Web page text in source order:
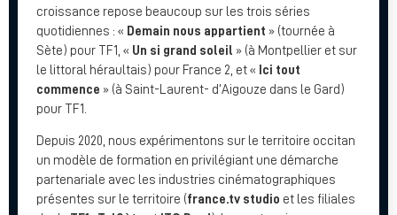
croissance repose beaucoup sur les trois séries
quotidiennes : « Demain nous appartient » (tournée à
Sète) pour TF1, « Un si grand soleil » (à Montpellier et sur
le littoral héraultais) pour France 2, et « Ici tout
commence » (à Saint-Laurent- d’Aigouze dans le Gard)
pour TF1.
Depuis 2020, nous expérimentons sur le territoire occitan
un modèle de formation en privilégiant une démarche
partenariale avec les industries cinématographiques
présentes sur le territoire (france.tv studio et les filiales